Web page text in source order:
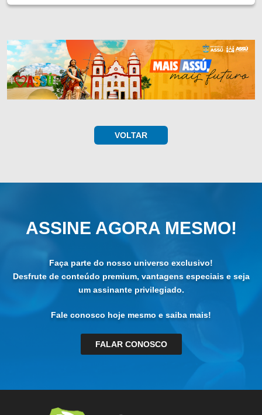
VOLTAR
ASSINE AGORA MESMO!
Faça parte do nosso universo exclusivo!
Desfrute de conteúdo premium, vantagens especiais e seja
um assinante privilegiado.
Fale conosco hoje mesmo e saiba mais!
FALAR CONOSCO